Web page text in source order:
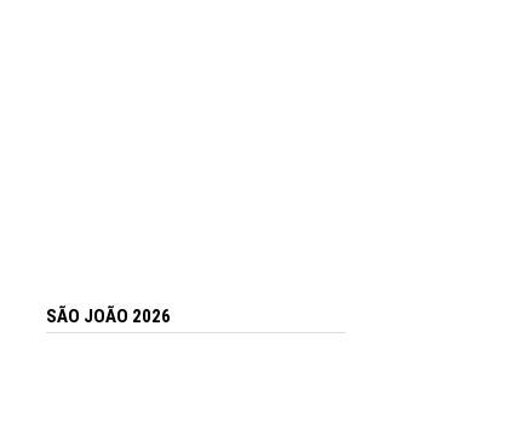
SÃO JOÃO 2026